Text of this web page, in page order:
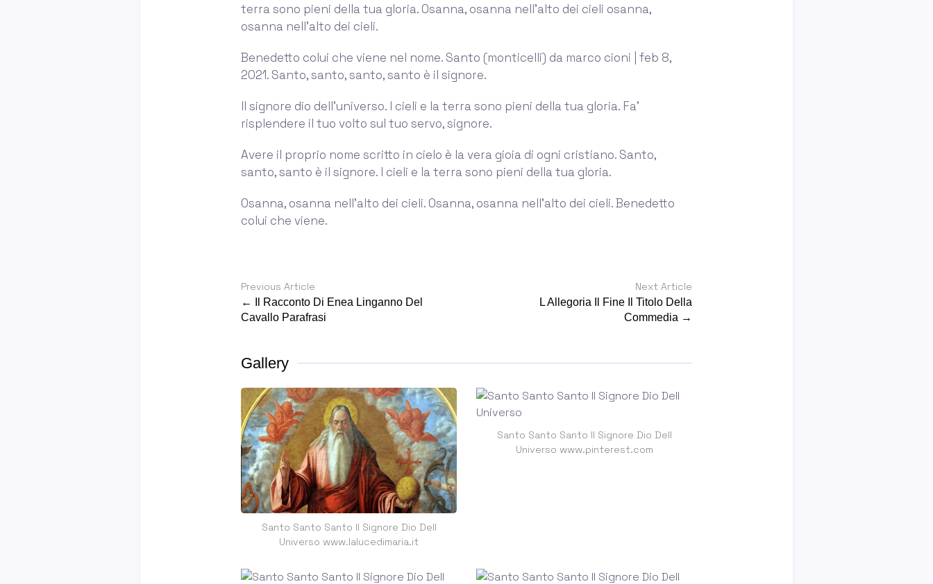
terra sono pieni della tua gloria. Osanna, osanna nell’alto dei cieli osanna,
osanna nell’alto dei cieli.
Benedetto colui che viene nel nome. Santo (monticelli) da marco cioni | feb 8,
2021. Santo, santo, santo, santo è il signore.
Il signore dio dell’universo. I cieli e la terra sono pieni della tua gloria. Fa’
risplendere il tuo volto sul tuo servo, signore.
Avere il proprio nome scritto in cielo è la vera gioia di ogni cristiano. Santo,
santo, santo è il signore. I cieli e la terra sono pieni della tua gloria.
Osanna, osanna nell’alto dei cieli. Osanna, osanna nell’alto dei cieli. Benedetto
colui che viene.
Previous Article
← Il Racconto Di Enea Linganno Del
Cavallo Parafrasi
Next Article
L Allegoria Il Fine Il Titolo Della
Commedia →
Gallery
Santo Santo Santo Il Signore Dio Dell
Universo www.lalucedimaria.it
Santo Santo Santo Il Signore Dio Dell
Universo www.pinterest.com